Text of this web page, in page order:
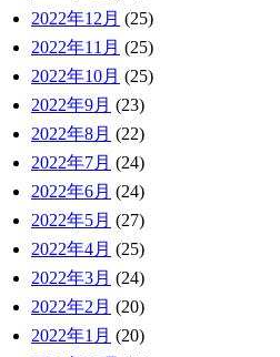
2022年12月 (25)
2022年11月 (25)
2022年10月 (25)
2022年9月 (23)
2022年8月 (22)
2022年7月 (24)
2022年6月 (24)
2022年5月 (27)
2022年4月 (25)
2022年3月 (24)
2022年2月 (20)
2022年1月 (20)